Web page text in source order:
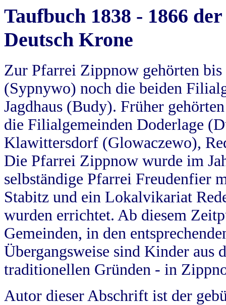
Taufbuch 1838 - 1866
Deutsch Krone
Zur Pfarrei Zippnow gehörten
(Sypnywo) noch die beiden
Jagdhaus (Budy). Früher
die Filialgemeinden Doderlage
Klawittersdorf (Glowaczewo),
Die Pfarrei Zippnow wurde im
selbständige Pfarrei Freudenfier
Stabitz und ein Lokalvikariat
wurden errichtet. Ab diesem
Gemeinden, in den
Übergangsweise sind Kinder aus
traditionellen Gründen - in
Autor dieser Abschrift ist der